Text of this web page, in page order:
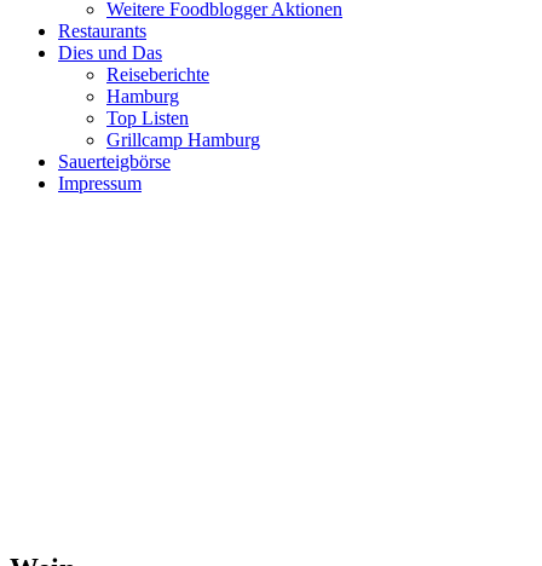
Weitere Foodblogger Aktionen
Restaurants
Dies und Das
Reiseberichte
Hamburg
Top Listen
Grillcamp Hamburg
Sauerteigbörse
Impressum